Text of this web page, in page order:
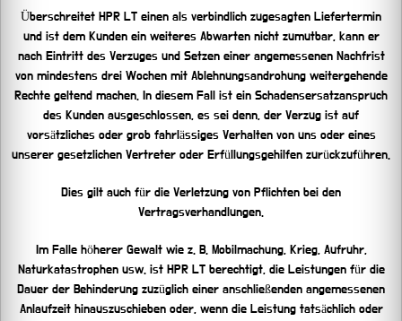
Überschreitet HPR LT einen als verbindlich zugesagten Liefertermin
und ist dem Kunden ein weiteres Abwarten nicht zumutbar, kann er
nach Eintritt des Verzuges und Setzen einer angemessenen Nachfrist
von mindestens drei Wochen mit Ablehnungsandrohung weitergehende
Rechte geltend machen. In diesem Fall ist ein Schadensersatzanspruch
des Kunden ausgeschlossen, es sei denn, der Verzug ist auf
vorsätzliches oder grob fahrlässiges Verhalten von uns oder eines
unserer gesetzlichen Vertreter oder Erfüllungsgehilfen zurückzuführen.
Dies gilt auch für die Verletzung von Pflichten bei den
Vertragsverhandlungen.
Im Falle höherer Gewalt wie z. B. Mobilmachung, Krieg, Aufruhr,
Naturkatastrophen usw. ist HPR LT berechtigt, die Leistungen für die
Dauer der Behinderung zuzüglich einer anschließenden angemessenen
Anlaufzeit hinauszuschieben oder, wenn die Leistung tatsächlich oder